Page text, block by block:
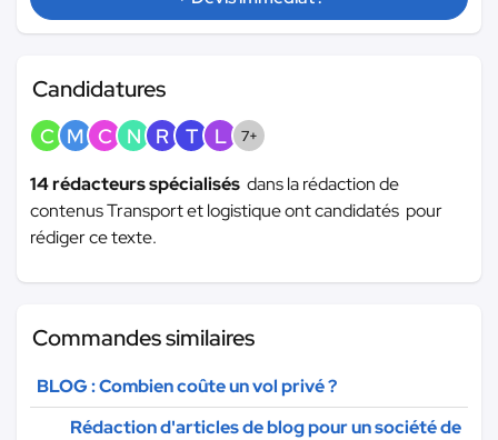
Candidatures
C M C N R T L 7+
14 rédacteurs spécialisés dans la rédaction de
contenus Transport et logistique ont candidatés pour
rédiger ce texte.
Commandes similaires
BLOG : Combien coûte un vol privé ?
Rédaction d'articles de blog pour un société de